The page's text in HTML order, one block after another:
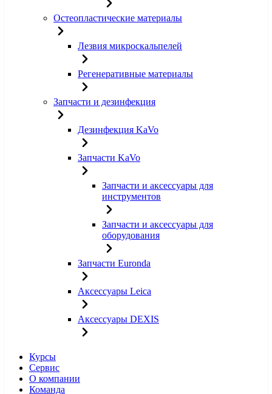
Остеопластические материалы
Лезвия микроскальпелей
Регенеративные материалы
Запчасти и дезинфекция
Дезинфекция KaVo
Запчасти KaVo
Запчасти и аксессуары для
инструментов
Запчасти и аксессуары для
оборудования
Запчасти Euronda
Аксессуары Leica
Аксессуары DEXIS
Курсы
Сервис
О компании
Команда